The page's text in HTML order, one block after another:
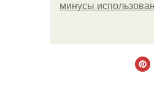
минусы